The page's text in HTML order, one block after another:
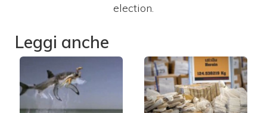
election.
Leggi anche